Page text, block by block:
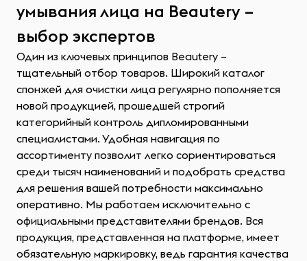
умывания лица на Beautery –
выбор экспертов
Один из ключевых принципов Beautery –
тщательный отбор товаров. Широкий каталог
спонжей для очистки лица регулярно пополняется
новой продукцией, прошедшей строгий
категорийный контроль дипломированными
специалистами. Удобная навигация по
ассортименту позволит легко сориентироваться
среди тысяч наименований и подобрать средства
для решения вашей потребности максимально
оперативно. Мы работаем исключительно с
официальными представителями брендов. Вся
продукция, представленная на платформе, имеет
обязательную маркировку, ведь гарантия качества